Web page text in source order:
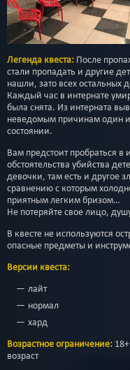
Легенда квеста: После
стали пропадать и другие
нашли, зато всех остальных
Каждый час в интернате
была снята. Из интерната
неведомым причинам один
состоянии.
Вам предстоит пробраться в
обстоятельства убийства
девочки, там есть и другое
сравнению с которым
приятным легким бризом…
Не потеряйте свое лицо,
В квесте не используются
опасные предметы и
Версии квеста:
лайт
нормал
хард
Возрастное ограничение:
возраст